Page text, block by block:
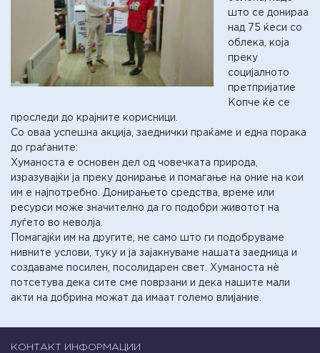
што се донираа
над 75 ќеси со
облека, која
преку
социјалното
претпријатие
Копче ќе се
проследи до крајните корисници.
Со оваа успешна акција, заеднички праќаме и една порака
до граѓаните:
Хуманоста е основен дел од човечката природа,
изразувајќи ja преку донирање и помагање на оние на кои
им е најпотребно. Донирањето средства, време или
ресурси може значително да го подобри животот на
луѓето во неволја.
Помагајќи им на другите, не само што ги подобруваме
нивните услови, туку и ја зајакнуваме нашата заедница и
создаваме посилен, посолидарен свет. Хуманоста нè
потсетува дека сите сме поврзани и дека нашите мали
акти на добрина можат да имаат големо влијание.
КОНТАКТ ИНФОРМАЦИИ